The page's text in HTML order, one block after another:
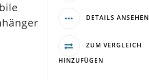
DETAILS ANSEHEN
ZUM VERGLEICH
HINZUFÜGEN